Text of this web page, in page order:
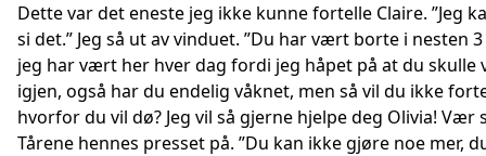
Dette var det eneste jeg ikke kunne fortelle Claire. ”Jeg
si det.” Jeg så ut av vinduet. ”Du har vært borte i nesten 3
jeg har vært her hver dag fordi jeg håpet på at du skulle
igjen, også har du endelig våknet, men så vil du ikke
hvorfor du vil dø? Jeg vil så gjerne hjelpe deg Olivia! Vær
Tårene hennes presset på. ”Du kan ikke gjøre noe mer,